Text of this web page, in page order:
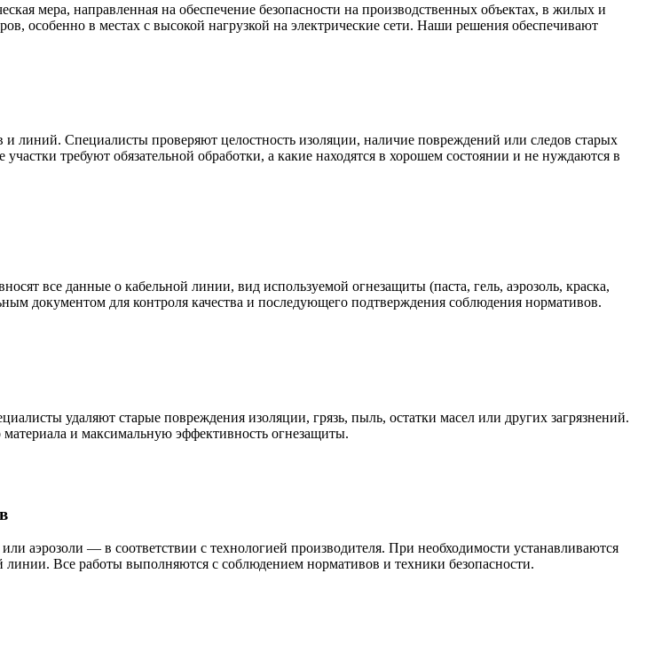
мера, направленная на обеспечение безопасности на производственных объектах, в жилых и
особенно в местах с высокой нагрузкой на электрические сети. Наши решения обеспечивают
линий. Специалисты проверяют целостность изоляции, наличие повреждений или следов старых
требуют обязательной обработки, а какие находятся в хорошем состоянии и не нуждаются в
все данные о кабельной линии, вид используемой огнезащиты (паста, гель, аэрозоль, краска,
документом для контроля качества и последующего подтверждения соблюдения нормативов.
удаляют старые повреждения изоляции, грязь, пыль, остатки масел или других загрязнений.
материала и максимальную эффективность огнезащиты.
аэрозоли — в соответствии с технологией производителя. При необходимости устанавливаются
Все работы выполняются с соблюдением нормативов и техники безопасности.